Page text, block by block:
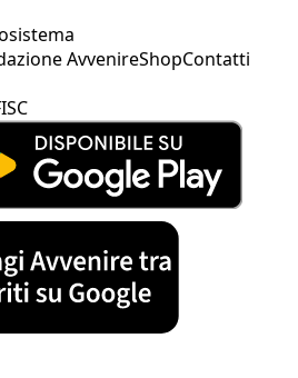
AvvenireShopContatti